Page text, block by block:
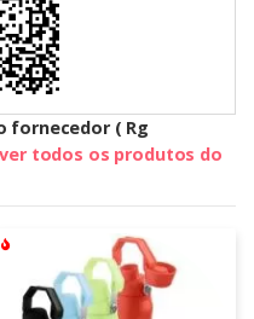
fornecedor ( Rg
todos os produtos do